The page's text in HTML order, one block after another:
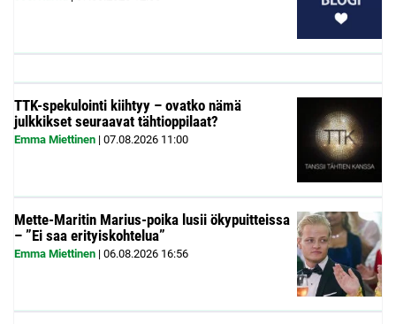
TTK-spekulointi kiihtyy – ovatko nämä
julkkikset seuraavat tähtioppilaat?
Emma Miettinen | 07.08.2026 11:00
Mette-Maritin Marius-poika lusii ökypuitteissa
– ”Ei saa erityiskohtelua”
Emma Miettinen | 06.08.2026 16:56